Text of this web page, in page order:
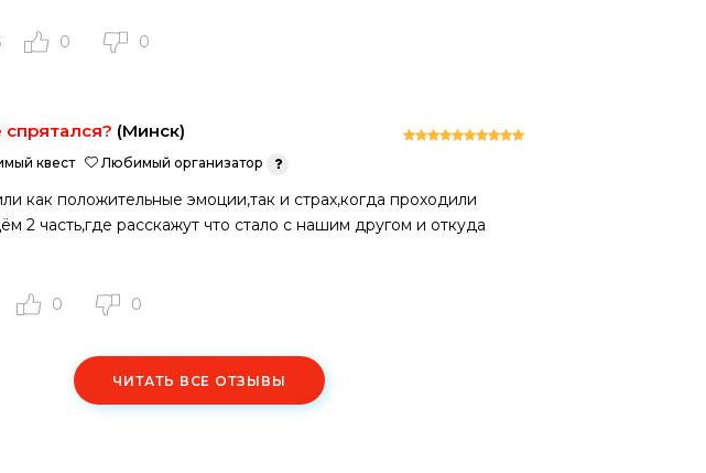
0 0
спрятался? (Минск)
квест Любимый организатор
как положительные эмоции,так и страх,когда проходили
2 часть,где расскажут что стало с нашим другом и откуда
0 0
ЧИТАТЬ ВСЕ ОТЗЫВЫ